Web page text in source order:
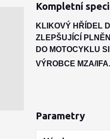
Kompletní
KLIKOVÝ HŘÍDEL
ZLEPŠUJÍCÍ
DO MOTOCYKLU
VÝROBCE MZA/IFA.
Parametry